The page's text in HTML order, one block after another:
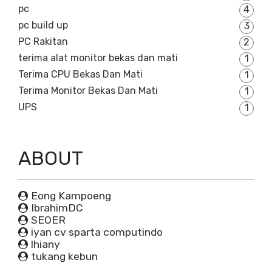
pc
4
pc build up
3
PC Rakitan
2
terima alat monitor bekas dan mati
1
Terima CPU Bekas Dan Mati
1
Terima Monitor Bekas Dan Mati
1
UPS
1
ABOUT
Eong Kampoeng
IbrahimDC
SEOER
iyan cv sparta computindo
lhiany
tukang kebun